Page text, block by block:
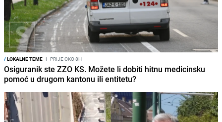
/LOKALNE TEME I PRIJE OKO 8H
Osiguranik ste ZZO KS. Možete li dobiti hitnu medicinsku
pomoć u drugom kantonu ili entitetu?